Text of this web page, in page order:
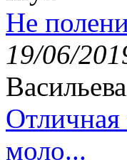
Не
19/06/
Васильева
моло...